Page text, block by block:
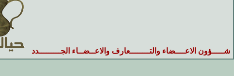
شـــــؤون الاعــــضاء والتــــــــعارف والاعــضــاء الجـــــــــدد